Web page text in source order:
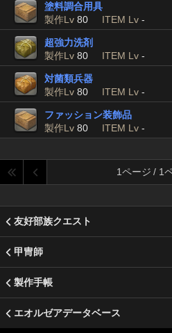
塗料調合用具
製作Lv 80 ITEM Lv -
超強力洗剤
製作Lv 80 ITEM Lv -
対菌類兵器
製作Lv 80 ITEM Lv -
ファッション装飾品
製作Lv 80 ITEM Lv -
1ページ / 1
友好部族クエスト
甲冑師
製作手帳
エオルゼアデータベース